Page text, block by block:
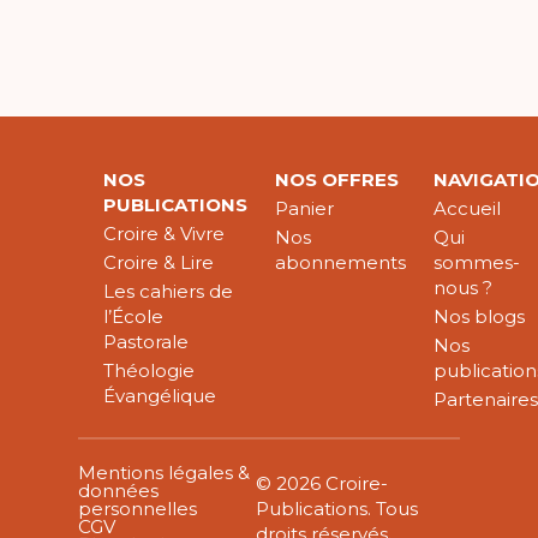
NOS
PUBLICATIONS
Croire & Vivre
Croire & Lire
Les cahiers de
l’École
Pastorale
Théologie
Évangélique
NOS OFFRES
Panier
Nos
abonnements
Accueil
Qui
sommes-
nous ?
Nos blogs
Nos
Partenaires
Mentions légales &
données
personnelles
CGV
© 2026 Croire-
Publications. Tous